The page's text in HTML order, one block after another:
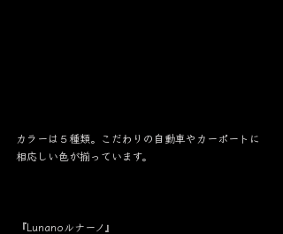
カラーは５種類。こだわりの自動車やカーポートに
相応しい色が揃っています。
『Lunanoルナーノ』